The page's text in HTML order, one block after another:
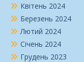
Квітень 2024
Березень 2024
Лютий 2024
Січень 2024
Грудень 2023